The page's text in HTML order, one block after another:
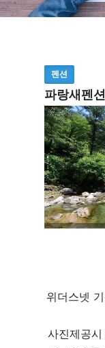
펜션
파랑새펜션
위더스넷
사진제공